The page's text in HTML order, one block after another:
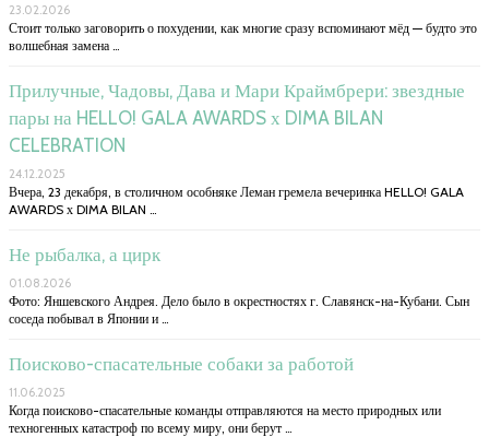
23.02.2026
Стоит только заговорить о похудении, как многие сразу вспоминают мёд — будто это
волшебная замена …
Прилучные, Чадовы, Дава и Мари Краймбрери: звездные
пары на HELLO! GALA AWARDS х DIMA BILAN
CELEBRATION
24.12.2025
Вчера, 23 декабря, в столичном особняке Леман гремела вечеринка HELLO! GALA
AWARDS х DIMA BILAN …
Не рыбалка, а цирк
01.08.2026
Фото: Яншевского Андрея. Дело было в окрестностях г. Славянск-на-Кубани. Сын
соседа побывал в Японии и …
Поисково-спасательные собаки за работой
11.06.2025
Когда поисково-спасательные команды отправляются на место природных или
техногенных катастроф по всему миру, они берут …